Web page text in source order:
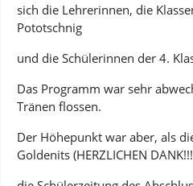
sich die Lehrerinnen, die
Pototschnig
und die Schülerinnen der 4.
Das Programm war sehr
Tränen flossen.
Der Höhepunkt war aber, als
Goldenits (HERZLICHEN